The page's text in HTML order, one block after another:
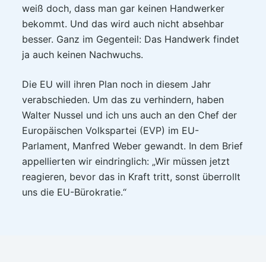
weiß doch, dass man gar keinen Handwerker
bekommt. Und das wird auch nicht absehbar
besser. Ganz im Gegenteil: Das Handwerk findet
ja auch keinen Nachwuchs.
Die EU will ihren Plan noch in diesem Jahr
verabschieden. Um das zu verhindern, haben
Walter Nussel und ich uns auch an den Chef der
Europäischen Volkspartei (EVP) im EU-
Parlament, Manfred Weber gewandt. In dem Brief
appellierten wir eindringlich: „Wir müssen jetzt
reagieren, bevor das in Kraft tritt, sonst überrollt
uns die EU-Bürokratie.“